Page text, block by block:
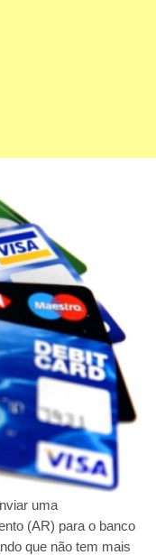
uma
(AR) para o banco
que não tem mais